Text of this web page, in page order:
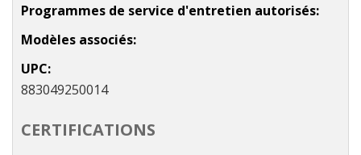
Programmes de service d'entretien autorisés
Modèles associés
UPC
883049250014
CERTIFICATIONS